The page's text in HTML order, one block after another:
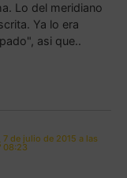
Lo del meridiano
Ya lo era
asi que..
7 de julio de 2015 a las
08:23